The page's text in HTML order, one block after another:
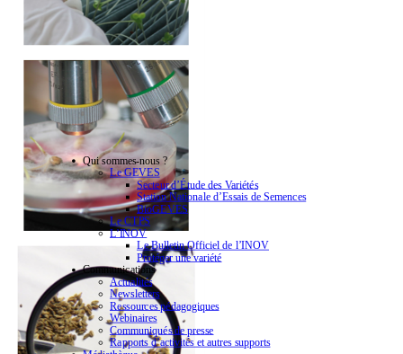
Qui sommes-nous ?
Le GEVES
Secteur d’Étude des Variétés
Station Nationale d’Essais de Semences
BioGEVES
Le CTPS
L’INOV
Le Bulletin Officiel de l’INOV
Protéger une variété
Communications
Actualités
Newsletters
Ressources pédagogiques
Webinaires
Communiqués de presse
Rapports d’activités et autres supports